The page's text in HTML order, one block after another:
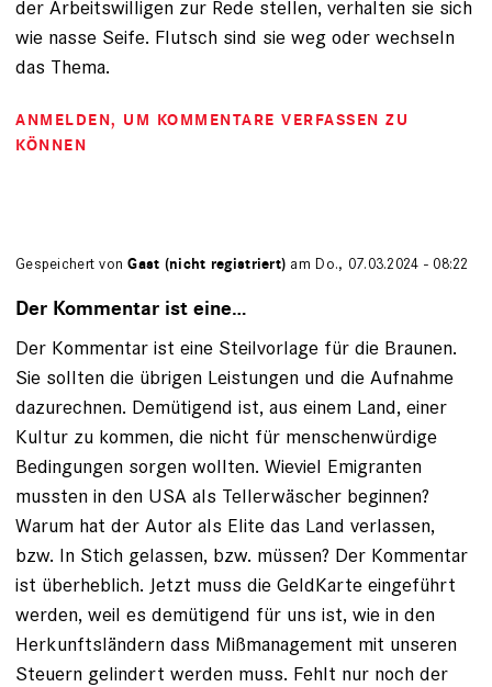
der Arbeitswilligen zur Rede stellen, verhalten sie sich
wie nasse Seife. Flutsch sind sie weg oder wechseln
das Thema.
ANMELDEN, UM KOMMENTARE VERFASSEN ZU
KÖNNEN
Gespeichert vonGast (nicht registriert) am Do., 07.03.2024 - 08:22
Der Kommentar ist eine…
Der Kommentar ist eine Steilvorlage für die Braunen.
Sie sollten die übrigen Leistungen und die Aufnahme
dazurechnen. Demütigend ist, aus einem Land, einer
Kultur zu kommen, die nicht für menschenwürdige
Bedingungen sorgen wollten. Wieviel Emigranten
mussten in den USA als Tellerwäscher beginnen?
Warum hat der Autor als Elite das Land verlassen,
bzw. In Stich gelassen, bzw. müssen? Der Kommentar
ist überheblich. Jetzt muss die GeldKarte eingeführt
werden, weil es demütigend für uns ist, wie in den
Herkunftsländern dass Mißmanagement mit unseren
Steuern gelindert werden muss. Fehlt nur noch der